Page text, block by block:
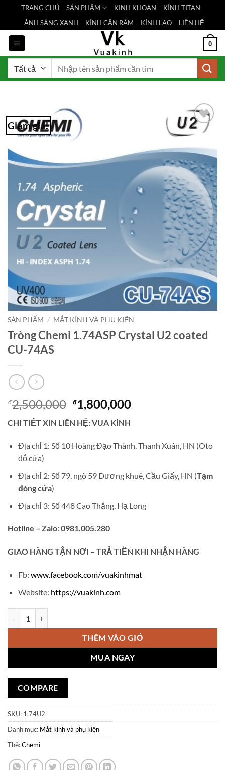
nội
dung
TRANG CHỦ SẢN PHẨM KINH KHOAN
KÍNH TITAN
ÁNH SÁNG XANH
KÍNH CẬN RÂM KÍNH LÃO LIÊN HỆ
0
Giảm giá!
Add to
SẢN PHẨM / MẮT KÍNH VÀ PHỤ KIỆN
Tròng Chemi 1.74ASP Crystal U2 coated
CU-74AS
₫2,500,000 Giá
gốc
là:
₫2,500,000.
₫1,800,000Giá
là:
₫1,800,000.
CHI TIẾT XIN LIÊN HỆ: VUA KÍNH
Địa chỉ 1: Số 10 Hoàng Đạo Thành, Thanh Xuân, HN (Oto
đỗ cửa)
Địa chỉ 2: Số 79, ngõ 59 Dương khuê, Cầu Giấy, HN (Tạm
đóng cửa)
Địa chỉ 3: Số 448 Cao Thắng, Hạ Long
Hotline – Zalo: 0981.005.280
GIAO HÀNG TẬN NƠI – TRẢ TIỀN KHI NHẬN HÀNG
Fb: www.facebook.com/vuakinhmat
Website: https://vuakinh.com
THÊM VÀO GIỎ
MUA NGAY
COMPARE
SKU: 1.74U2
Danh mục: Mắt kính và phụ kiện
Thẻ:Chemi